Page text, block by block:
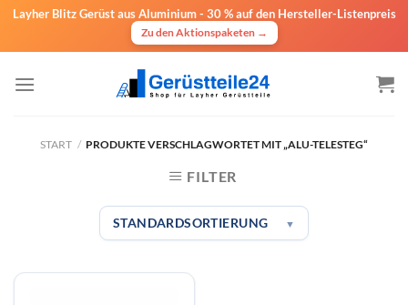
Layher Blitz Gerüst aus Aluminium - 30 % auf den Hersteller-Listenpreis
Zu den Aktionspaketen →
Inhalt
START / PRODUKTE VERSCHLAGWORTET MIT „ALU-TELESTEG“
FILTER
STANDARDSORTIERUNG ▼